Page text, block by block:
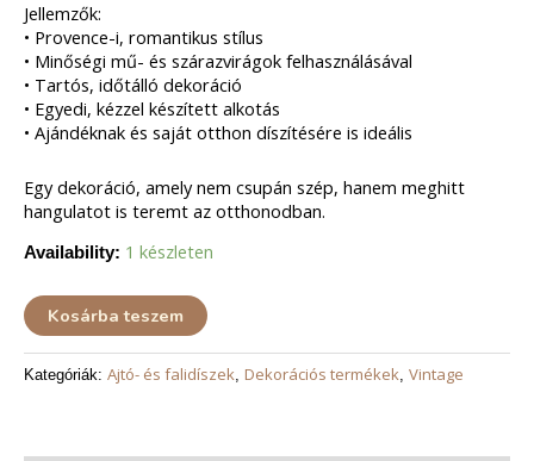
Jellemzők:
• Provence-i, romantikus stílus
• Minőségi mű- és szárazvirágok felhasználásával
• Tartós, időtálló dekoráció
• Egyedi, kézzel készített alkotás
• Ajándéknak és saját otthon díszítésére is ideális
Egy dekoráció, amely nem csupán szép, hanem meghitt
hangulatot is teremt az otthonodban.
Availability: 1 készleten
Kosárba teszem
Kategóriák: Ajtó- és falidíszek Dekorációs termékek Vintage